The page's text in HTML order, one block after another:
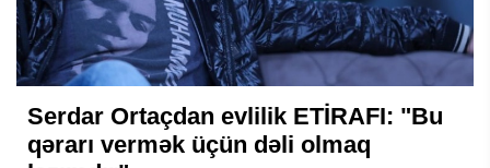
Serdar Ortaçdan evlilik ETİRAFI: "Bu
qərarı vermək üçün dəli olmaq